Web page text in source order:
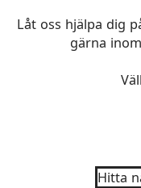
Låt oss hjälpa dig
gärna
Hitta